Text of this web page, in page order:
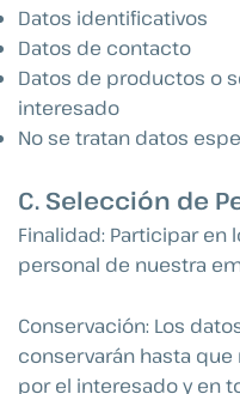
Datos identificativos
Datos de contacto
Datos de productos o
interesado
No se tratan datos
C. Selección de
Finalidad: Participar
personal de nuestra
Conservación: Los
conservarán hasta
por el interesado y en